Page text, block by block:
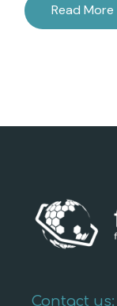
Read More
Contact us: